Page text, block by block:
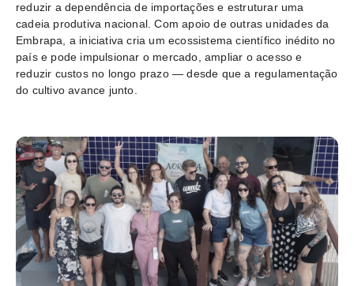
reduzir a dependência de importações e estruturar uma
cadeia produtiva nacional. Com apoio de outras unidades da
Embrapa, a iniciativa cria um ecossistema científico inédito no
país e pode impulsionar o mercado, ampliar o acesso e
reduzir custos no longo prazo — desde que a regulamentação
do cultivo avance junto.